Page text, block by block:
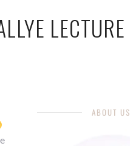
LECTURE
ABOUT US